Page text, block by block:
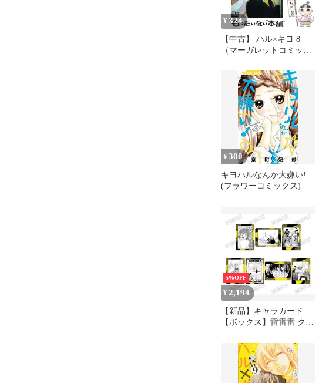
¥ 324
【中古】 ハル×キヨ 8
（マーガレットコミック
¥300
キヨハルなんか大嫌い!
(フラワーコミックス)
5%OFF
¥2,194
【新品】キャラカード
【ボックス】雷雷雷 クリ